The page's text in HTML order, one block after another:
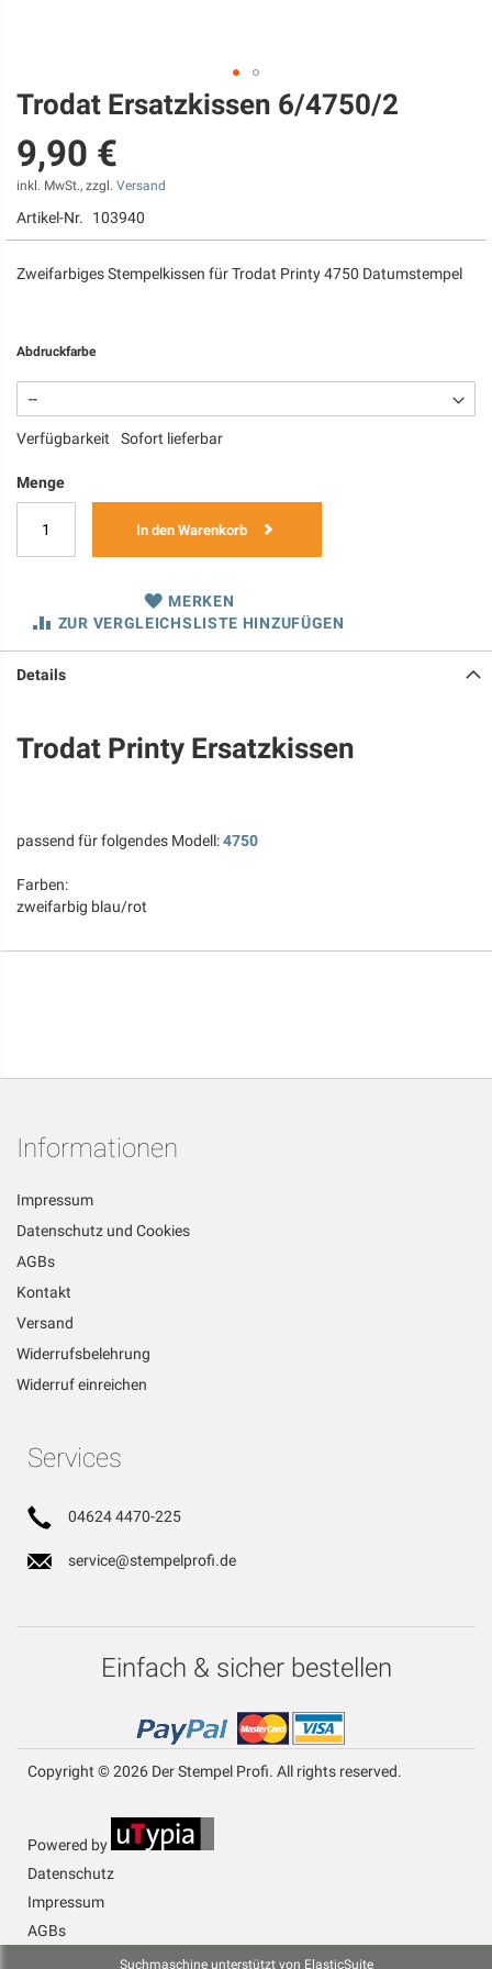
Zum
Anfang
der
Bildgalerie
springen
Trodat Ersatzkissen 6/4750/2
9,90 €
inkl. MwSt., zzgl. Versand
Artikel-Nr. 103940
Zweifarbiges Stempelkissen für Trodat Printy 4750 Datumstempel
Abdruckfarbe
Verfügbarkeit Sofort lieferbar
Menge
In den Warenkorb
MERKEN
ZUR VERGLEICHSLISTE HINZUFÜGEN
Details
Trodat Printy Ersatzkissen
passend für folgendes Modell:4750
Farben:
zweifarbig blau/rot
Informationen
Impressum
Datenschutz und Cookies
AGBs
Kontakt
Versand
Widerrufsbelehrung
Widerruf einreichen
Services
04624 4470-225
service@stempelprofi.de
Einfach & sicher bestellen
Copyright © 2026 Der Stempel Profi. All rights reserved.
Powered by
Datenschutz
Impressum
AGBs
Suchmaschine unterstützt von ElasticSuite